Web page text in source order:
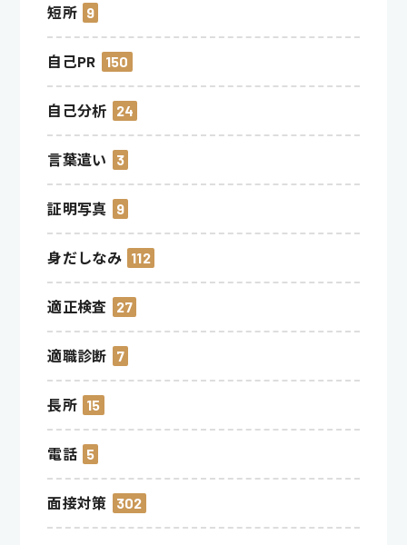
短所 9
自己PR 150
自己分析 24
言葉遣い 3
証明写真 9
身だしなみ 112
適正検査 27
適職診断 7
長所 15
電話 5
面接対策 302